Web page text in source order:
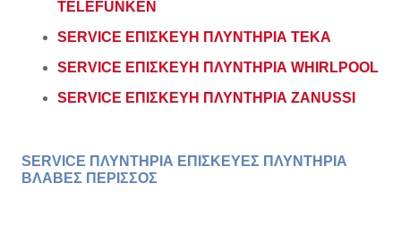
TELEFUNKEN
SERVICE ΕΠΙΣΚΕΥΗ ΠΛΥΝΤΗΡΙΑ TEKA
SERVICE ΕΠΙΣΚΕΥΗ ΠΛΥΝΤΗΡΙΑ WHIRLPOOL
SERVICE ΕΠΙΣΚΕΥΗ ΠΛΥΝΤΗΡΙΑ ZANUSSI
SERVICE ΠΛΥΝΤΗΡΙΑ ΕΠΙΣΚΕΥΕΣ ΠΛΥΝΤΗΡΙΑ
ΒΛΑΒΕΣ ΠΕΡΙΣΣΟΣ